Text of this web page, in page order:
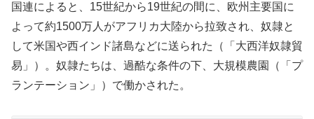
国連によると、15世紀から19世紀の間に、欧州主要国に
よって約1500万人がアフリカ大陸から拉致され、奴隷と
して米国や西インド諸島などに送られた（「大西洋奴隷貿
易」）。奴隷たちは、過酷な条件の下、大規模農園（「プ
ランテーション」）で働かされた。